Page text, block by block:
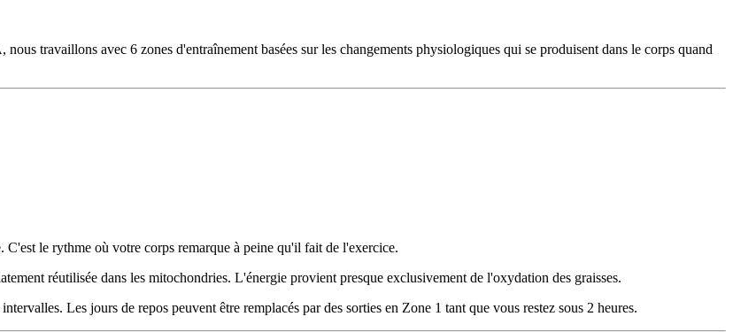
travaillons avec 6 zones d'entraînement basées sur les changements physiologiques qui se produisent dans le corps quand
le rythme où votre corps remarque à peine qu'il fait de l'exercice.
réutilisée dans les mitochondries. L'énergie provient presque exclusivement de l'oxydation des graisses.
Les jours de repos peuvent être remplacés par des sorties en Zone 1 tant que vous restez sous 2 heures.